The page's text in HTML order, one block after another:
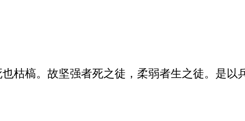
枯槁。故坚强者死之徒，柔弱者生之徒。是以